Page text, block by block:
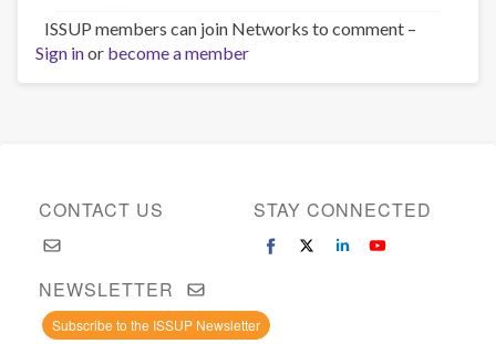
ISSUP members can join Networks to comment –
Sign inor become a member
CONTACT US STAY CONNECTED
NEWSLETTER
Subscribe to the ISSUP Newsletter